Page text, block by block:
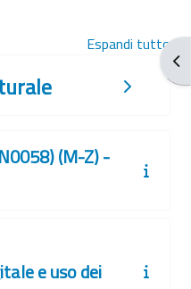
corsi
Espandi tutto
(M-Z) -
e uso dei